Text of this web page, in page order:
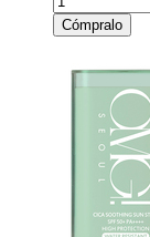
Cómpralo